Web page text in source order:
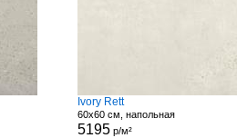
Ivory Rett
60x60 см, напольная
5195р/м²